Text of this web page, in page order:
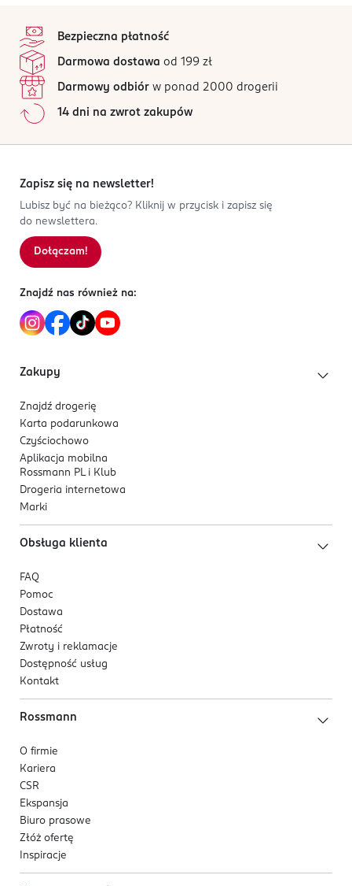
Bezpieczna płatność
Darmowa dostawa od 199 zł
Darmowy odbiór w ponad 2000 drogerii
14 dni na zwrot zakupów
Zapisz się na newsletter!
Lubisz być na bieżąco? Kliknij w przycisk i zapisz się
do newslettera.
Dołączam!
Znajdź nas również na:
Zakupy
Znajdź drogerię
Karta podarunkowa
Czyściochowo
Aplikacja mobilna
Rossmann PL i Klub
Drogeria internetowa
Marki
Obsługa klienta
FAQ
Pomoc
Dostawa
Płatność
Zwroty i reklamacje
Dostępność usług
Kontakt
Rossmann
O firmie
Kariera
CSR
Ekspansja
Biuro prasowe
Złóż ofertę
Inspiracje